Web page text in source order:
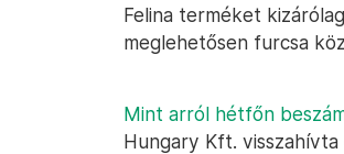
Felina terméket
meglehetősen furcsa
Mint arról hétfőn
Hungary Kft. visszahívta